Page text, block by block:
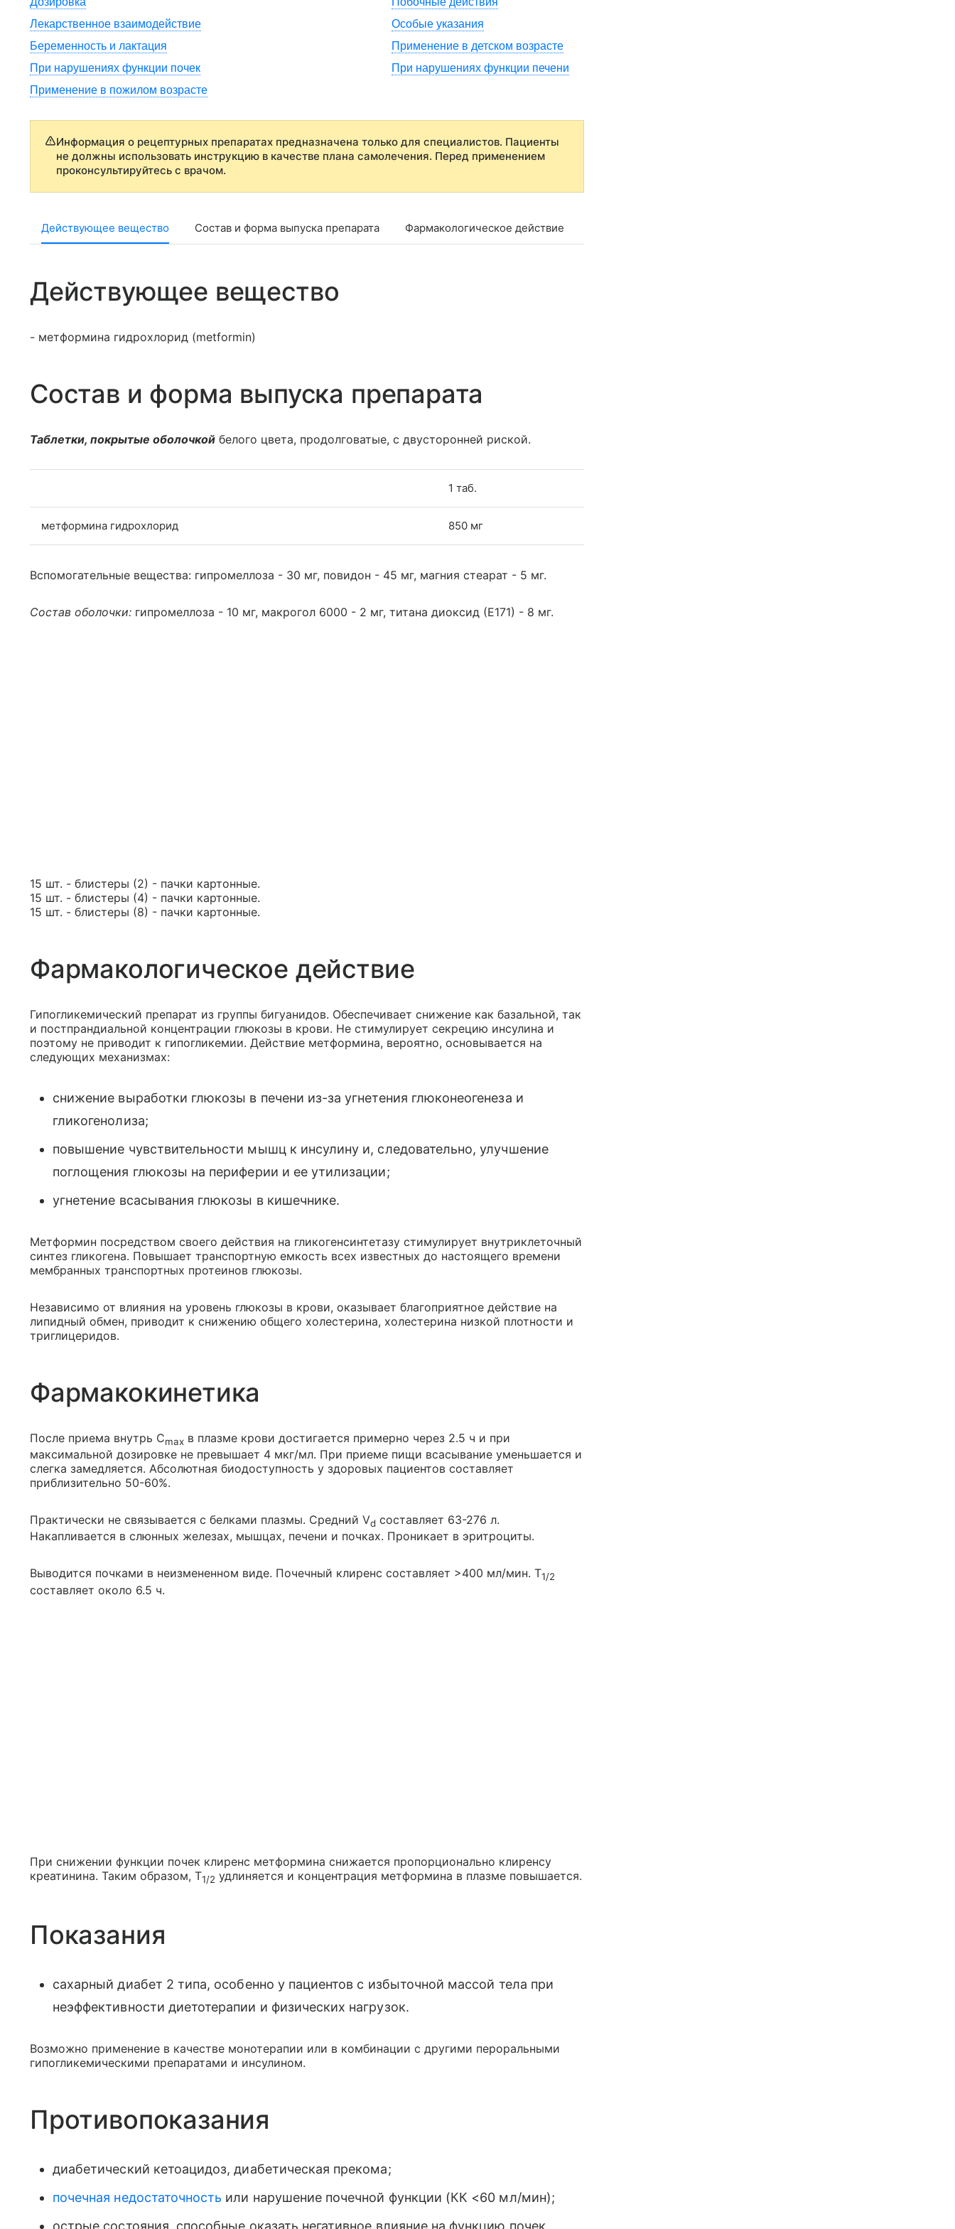
Лекарственное взаимодействие
Особые указания
Беременность и лактация
Применение в детском возрасте
При нарушениях функции почек
При нарушениях функции печени
Применение в пожилом возрасте
Информация о рецептурных препаратах предназначена только для специалистов. Пациенты
не должны использовать инструкцию в качестве плана самолечения. Перед применением
проконсультируйтесь с врачом.
Действующее вещество Состав и форма выпуска препарата Фармакологическое действие
Действующее вещество
- метформина гидрохлорид (metformin)
Состав и форма выпуска препарата
Таблетки, покрытые оболочкой белого цвета, продолговатые, с двусторонней риской.
1 таб.
метформина гидрохлорид 850 мг
Вспомогательные вещества: гипромеллоза - 30 мг, повидон - 45 мг, магния стеарат - 5 мг.
Состав оболочки: гипромеллоза - 10 мг, макрогол 6000 - 2 мг, титана диоксид (Е171) - 8 мг.
15 шт. - блистеры (2) - пачки картонные.
15 шт. - блистеры (4) - пачки картонные.
15 шт. - блистеры (8) - пачки картонные.
Фармакологическое действие
Гипогликемический препарат из группы бигуанидов. Обеспечивает снижение как базальной, так
и постпрандиальной концентрации глюкозы в крови. Не стимулирует секрецию инсулина и
поэтому не приводит к гипогликемии. Действие метформина, вероятно, основывается на
следующих механизмах:
снижение выработки глюкозы в печени из-за угнетения глюконеогенеза и
гликогенолиза;
повышение чувствительности мышц к инсулину и, следовательно, улучшение
поглощения глюкозы на периферии и ее утилизации;
угнетение всасывания глюкозы в кишечнике.
Метформин посредством своего действия на гликогенсинтетазу стимулирует внутриклеточный
синтез гликогена. Повышает транспортную емкость всех известных до настоящего времени
мембранных транспортных протеинов глюкозы.
Независимо от влияния на уровень глюкозы в крови, оказывает благоприятное действие на
липидный обмен, приводит к снижению общего холестерина, холестерина низкой плотности и
триглицеридов.
Фармакокинетика
После приема внутрь Cmax в плазме крови достигается примерно через 2.5 ч и при
максимальной дозировке не превышает 4 мкг/мл. При приеме пищи всасывание уменьшается и
слегка замедляется. Абсолютная биодоступность у здоровых пациентов составляет
приблизительно 50-60%.
Практически не связывается с белками плазмы. Средний Vd составляет 63-276 л.
Накапливается в слюнных железах, мышцах, печени и почках. Проникает в эритроциты.
Выводится почками в неизмененном виде. Почечный клиренс составляет >400 мл/мин. T1/2
составляет около 6.5 ч.
При снижении функции почек клиренс метформина снижается пропорционально клиренсу
креатинина. Таким образом, T1/2 удлиняется и концентрация метформина в плазме повышается.
Показания
сахарный диабет 2 типа, особенно у пациентов с избыточной массой тела при
неэффективности диетотерапии и физических нагрузок.
Возможно применение в качестве монотерапии или в комбинации с другими пероральными
гипогликемическими препаратами и инсулином.
Противопоказания
диабетический кетоацидоз, диабетическая прекома;
почечная недостаточность или нарушение почечной функции (КК <60 мл/мин);
острые состояния, способные оказать негативное влияние на функцию почек